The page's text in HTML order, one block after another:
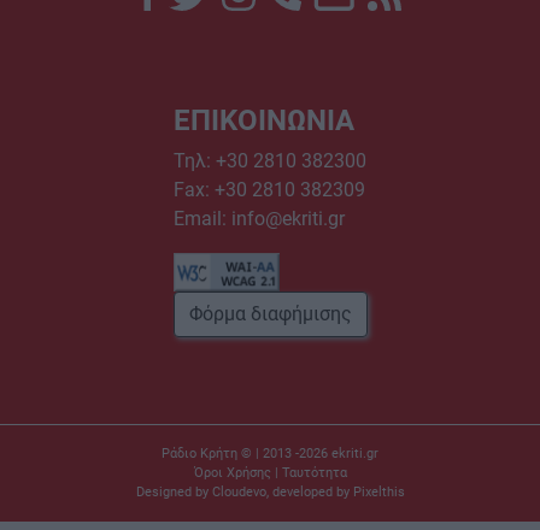
ΕΠΙΚΟΙΝΩΝΙΑ
Τηλ: +30 2810 382300
Fax: +30 2810 382309
Email: info@ekriti.gr
Φόρμα διαφήμισης
Ράδιο Κρήτη © | 2013 -2026 ekriti.gr
Όροι Χρήσης
Ταυτότητα
Designed by Cloudevo, developed by Pixelthis